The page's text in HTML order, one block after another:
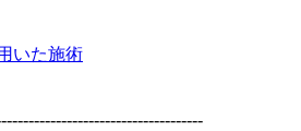
いた施術